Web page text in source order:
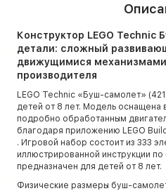
Конструктор LEGO Technic
детали: сложный
движущимися механизмами
производителя
LEGO Technic «Буш-самолет»
детей от 8 лет. Модель
подробно обработанным
благодаря приложению LEGO
. Игровой набор состоит из 333
иллюстрированной инструкции
предназначен для детей от 8 лет.
Физические размеры буш-